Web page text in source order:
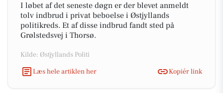
I løbet af det seneste døgn er der blevet anmeldt
tolv indbrud i privat beboelse i Østjyllands
politikreds. Et af disse indbrud fandt sted på
Grølstedsvej i Thorsø.
Kilde: Østjyllands Politi
Læs hele artiklen her
Kopiér link